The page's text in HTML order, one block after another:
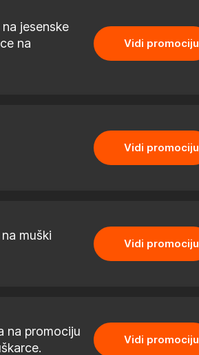
jesenske
na
Vidi promociju
Vidi promociju
muški
Vidi promociju
na promociju
Vidi promociju